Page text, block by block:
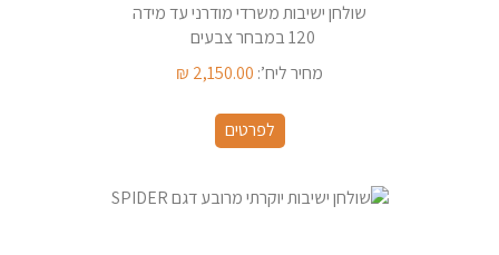
שולחן ישיבות משרדי מודרני עד מידה
120 במבחר צבעים
מחיר ליח’: 2,150.00
₪
לפרטים